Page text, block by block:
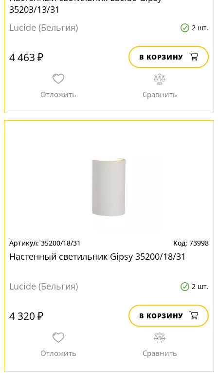
35203/13/31
Lucide (Бельгия)
2 шт.
4 463 ₽ В КОРЗИНУ
35200/18/31 73998
Настенный светильник Gipsy 35200/18/31
Lucide (Бельгия) 2 шт.
4 320 ₽ В КОРЗИНУ